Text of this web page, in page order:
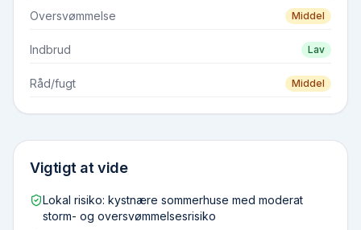
Oversvømmelse Middel
Indbrud Lav
Råd/fugt Middel
Vigtigt at vide
Lokal risiko: kystnære sommerhuse med moderat
storm- og oversvømmelsesrisiko